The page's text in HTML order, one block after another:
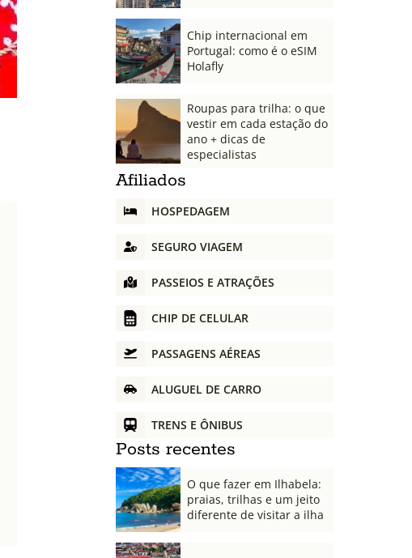
Chip internacional em
Portugal: como é o eSIM
Holafly
Roupas para trilha: o que
vestir em cada estação do
ano + dicas de
especialistas
Afiliados
HOSPEDAGEM
SEGURO VIAGEM
PASSEIOS E ATRAÇÕES
CHIP DE CELULAR
PASSAGENS AÉREAS
ALUGUEL DE CARRO
TRENS E ÔNIBUS
Posts recentes
O que fazer em Ilhabela:
praias, trilhas e um jeito
diferente de visitar a ilha